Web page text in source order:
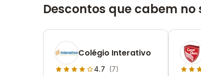
Descontos que cabem no
Colégio Interativo
4.7 (7)